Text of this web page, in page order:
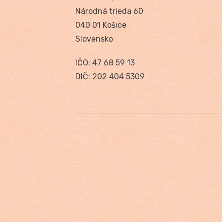
Národná trieda 60
040 01 Košice
Slovensko
IČO: 47 68 59 13
DIČ: 202 404 5309